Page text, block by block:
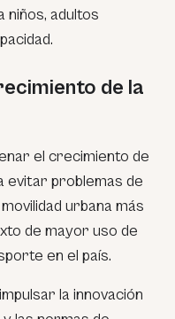
niños, adultos
de la
el crecimiento de
evitar problemas de
urbana más
de mayor uso de
en el país.
la innovación